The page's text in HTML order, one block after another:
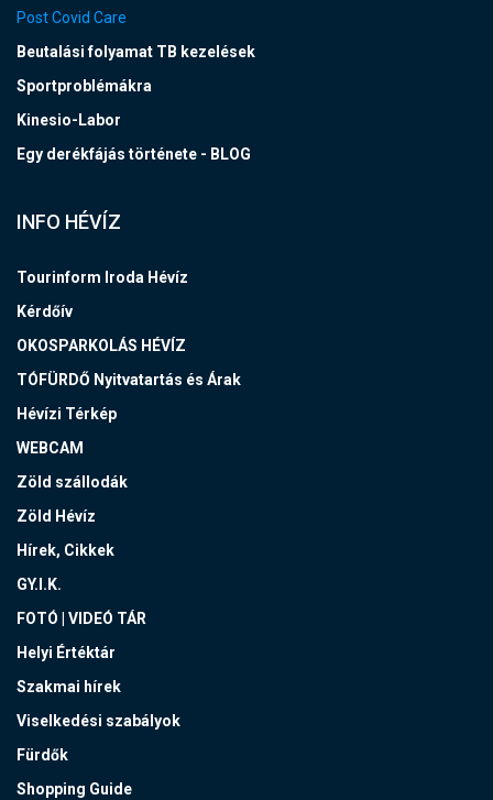
Post Covid Care
Beutalási folyamat TB kezelések
Sportproblémákra
Kinesio-Labor
Egy derékfájás története - BLOG
INFO HÉVÍZ
Tourinform Iroda Hévíz
Kérdőív
OKOSPARKOLÁS HÉVÍZ
TÓFÜRDŐ Nyitvatartás és Árak
Hévízi Térkép
WEBCAM
Zöld szállodák
Zöld Hévíz
Hírek, Cikkek
GY.I.K.
FOTÓ | VIDEÓ TÁR
Helyi Értéktár
Szakmai hírek
Viselkedési szabályok
Fürdők
Shopping Guide